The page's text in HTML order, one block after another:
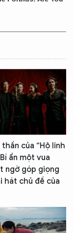
thần của “Hộ linh
ẩn một vua
ngờ góp giọng
hát chủ đề của